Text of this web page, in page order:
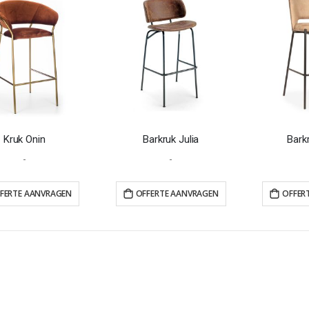
Kruk Onin
-
AANVRAGEN
Barkruk Julia
-
OFFERTE AANVRAGEN